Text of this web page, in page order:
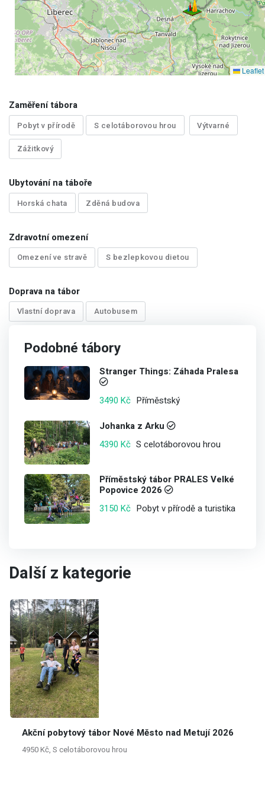
Podobné tábory
Stranger Things: Záhada Pralesa
3490 Kč Příměstský
Johanka z Arku
4390 Kč S celotáborovou hrou
Příměstský tábor PRALES Velké
Popovice 2026
3150 Kč Pobyt v přírodě a turistika
Leaflet
Zaměření tábora
Pobyt v přírodě S celotáborovou hrou Výtvarné
Zážitkový
Ubytování na táboře
Horská chata Zděná budova
Zdravotní omezení
Omezení ve stravě S bezlepkovou dietou
Doprava na tábor
Vlastní doprava Autobusem
Další z kategorie
Akční pobytový tábor Nové Město nad Metují 2026
4950 Kč, S celotáborovou hrou